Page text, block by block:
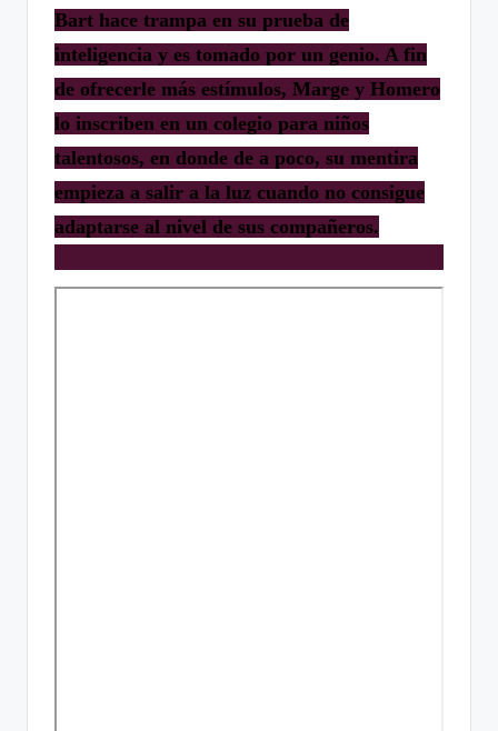
Bart hace trampa en su prueba de
inteligencia y es tomado por un genio. A fin
de ofrecerle más estímulos, Marge y Homero
lo inscriben en un colegio para niños
talentosos, en donde de a poco, su mentira
empieza a salir a la luz cuando no consigue
adaptarse al nivel de sus compañeros.